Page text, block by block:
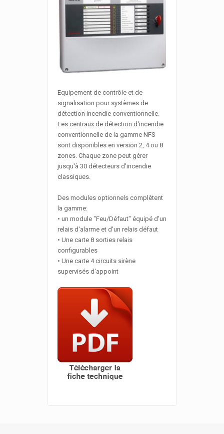
Equipement de contrôle et de
signalisation pour systèmes de
détection incendie conventionnelle.
Les centraux de détection d'incendie
conventionnelle de la gamme NFS
sont disponibles en version 2, 4 ou 8
zones. Chaque zone peut gérer
jusqu'à 30 détecteurs d'incendie
classiques.
Des modules optionnels complètent
la gamme:
• un module "Feu/Défaut" équipé d'un
relais d'alarme et d'un relais défaut
• Une carte 8 sorties relais
configurables
• Une carte 4 circuits sirène
supervisés d'appoint